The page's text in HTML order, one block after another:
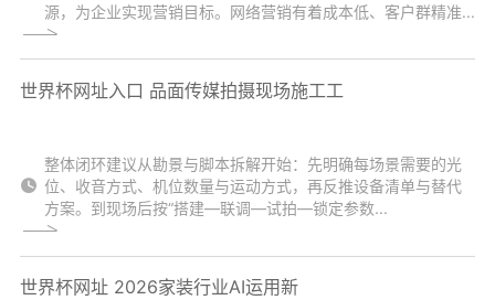
源，为企业实现营销目标。网络营销有着成本低、客户群精准...
世界杯网址入口 品面传媒拍摄现场施工工
整体闭环建议从勘景与脚本拆解开始：先明确每场景需要的光
位、收音方式、机位数量与运动方式，再反推设备清单与替代
方案。到现场后按“搭建—联调—试拍—锁定参数...
世界杯网址 2026家装行业AI运用新